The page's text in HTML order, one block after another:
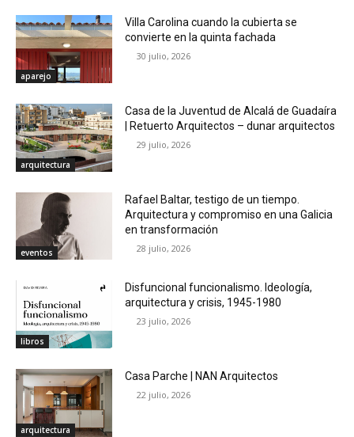
aparejo
Villa Carolina cuando la cubierta se
convierte en la quinta fachada
30 julio, 2026
arquitectura
Casa de la Juventud de Alcalá de Guadaíra
| Retuerto Arquitectos – dunar arquitectos
29 julio, 2026
eventos
Rafael Baltar, testigo de un tiempo.
Arquitectura y compromiso en una Galicia
en transformación
28 julio, 2026
libros
Disfuncional funcionalismo. Ideología,
arquitectura y crisis, 1945-1980
23 julio, 2026
arquitectura
Casa Parche | NAN Arquitectos
22 julio, 2026